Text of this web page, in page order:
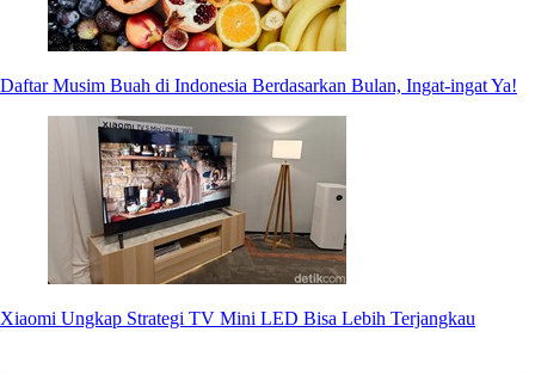
Daftar Musim Buah di Indonesia Berdasarkan Bulan, Ingat-ingat Ya!
Xiaomi Ungkap Strategi TV Mini LED Bisa Lebih Terjangkau